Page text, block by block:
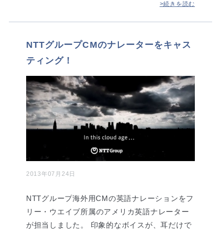
>続きを読む
NTTグループCMのナレーターをキャス
ティング！
2013年07月24日
NTTグループ海外用CMの英語ナレーションをフ
リー・ウエイブ所属のアメリカ英語ナレーター
が担当しました。 印象的なボイスが、耳だけで